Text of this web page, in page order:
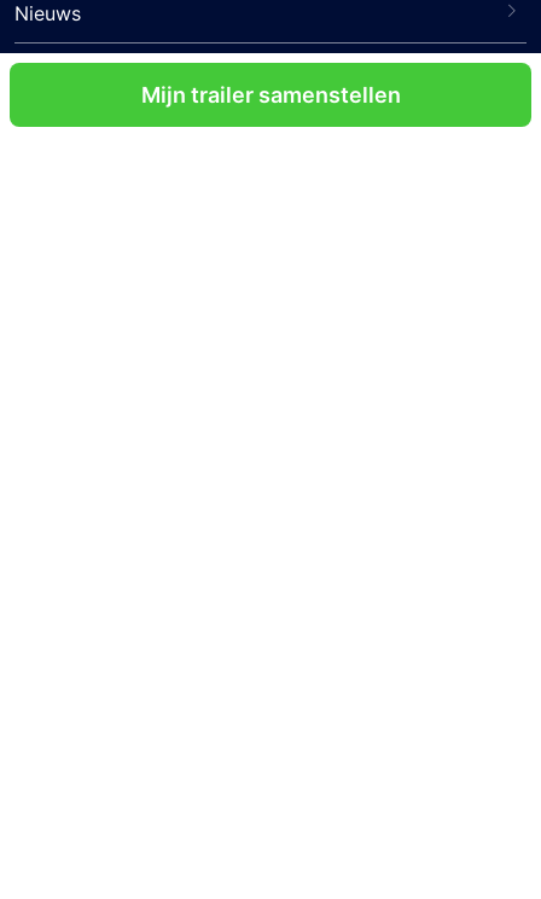
Mijn trailer samenstellen
Nieuws
Klantenservice